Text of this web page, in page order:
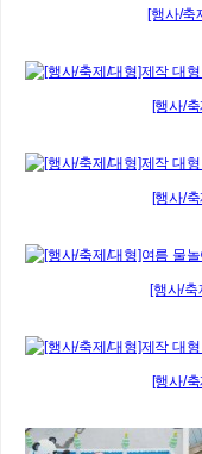
[행사/축
[행사/
[행사/
[행사/축
[행사/